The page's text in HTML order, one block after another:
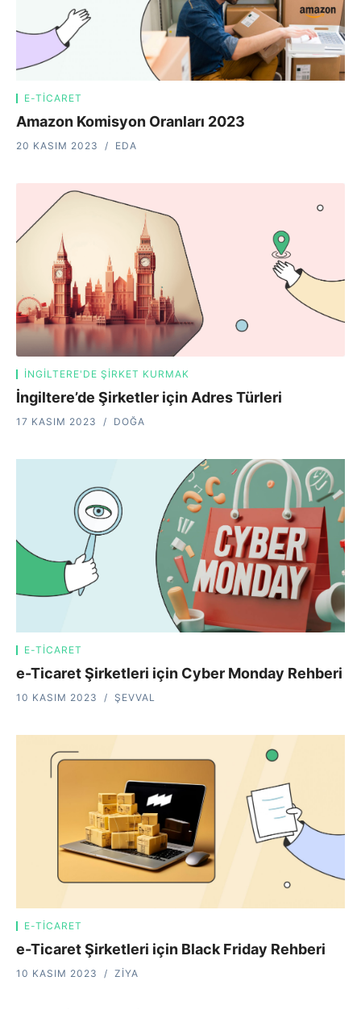
E-TICARET
Amazon Komisyon Oranları 2023
20 KASIM 2023 EDA
İNGILTERE'DE ŞIRKET KURMAK
İngiltere’de Şirketler için Adres Türleri
17 KASIM 2023 DOĞA
E-TICARET
e-Ticaret Şirketleri için Cyber Monday Rehberi
10 KASIM 2023 ŞEVVAL
E-TICARET
e-Ticaret Şirketleri için Black Friday Rehberi
10 KASIM 2023 ZIYA